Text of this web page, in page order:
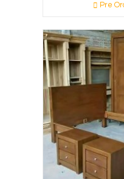
Pre